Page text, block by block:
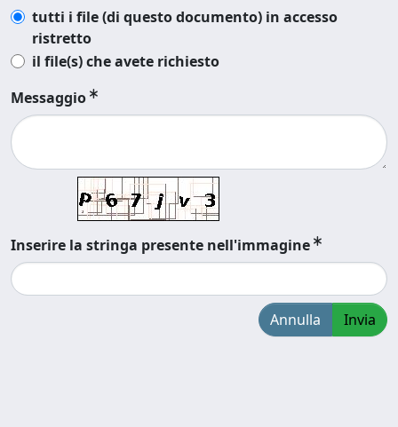
tutti i file (di questo documento) in accesso
ristretto
il file(s) che avete richiesto
Messaggio
Inserire la stringa presente nell'immagine
Annulla Invia